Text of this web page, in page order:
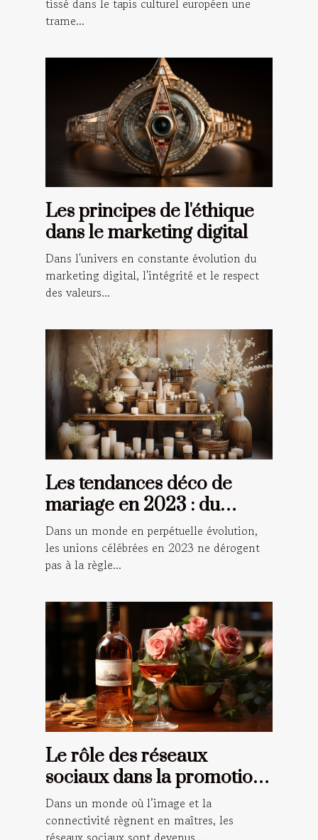
trame...
Les principes de l'éthique
dans le marketing digital
Dans l'univers en constante évolution du
marketing digital, l'intégrité et le respect
des valeurs...
Les tendances déco de
mariage en 2023 : du
champêtre au numérique
Dans un monde en perpétuelle évolution,
les unions célébrées en 2023 ne dérogent
pas à la règle...
Le rôle des réseaux
sociaux dans la promotion
du vin rosé
Dans un monde où l’image et la
connectivité règnent en maîtres, les